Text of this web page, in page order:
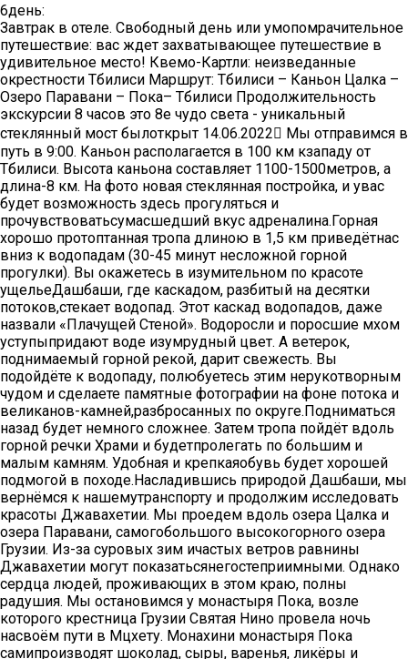
6день:
Завтрак в отеле. Свободный день или умопомрачительное
путешествие: вас ждет захватывающее путешествие в
удивительное место! Квемо-Картли: неизведанные
окрестности Тбилиси Маршрут: Тбилиси – Каньон Цалка –
Озеро Паравани – Пока– Тбилиси Продолжительность
экскурсии 8 часов это 8е чудо света - уникальный
стеклянный мост былоткрыт 14.06.2022 Мы отправимся в
путь в 9:00. Каньон располагается в 100 км кзападу от
Тбилиси. Высота каньона составляет 1100-1500метров, а
длина-8 км. На фото новая стеклянная постройка, и увас
будет возможность здесь прогуляться и
прочувствоватьсумасшедший вкус адреналина.Горная
хорошо протоптанная тропа длиною в 1,5 км приведётнас
вниз к водопадам (30-45 минут несложной горной
прогулки). Вы окажетесь в изумительном по красоте
ущельеДашбаши, где каскадом, разбитый на десятки
потоков,стекает водопад. Этот каскад водопадов, даже
назвали «Плачущей Стеной». Водоросли и поросшие мхом
уступыпридают воде изумрудный цвет. А ветерок,
поднимаемый горной рекой, дарит свежесть. Вы
подойдёте к водопаду, полюбуетесь этим нерукотворным
чудом и сделаете памятные фотографии на фоне потока и
великанов-камней,разбросанных по округе.Подниматься
назад будет немного сложнее. Затем тропа пойдёт вдоль
горной речки Храми и будетпролегать по большим и
малым камням. Удобная и крепкаяобувь будет хорошей
подмогой в походе.Насладившись природой Дашбаши, мы
вернёмся к нашемутранспорту и продолжим исследовать
красоты Джавахетии. Мы проедем вдоль озера Цалка и
озера Паравани, самогобольшого высокогорного озера
Грузии. Из-за суровых зим ичастых ветров равнины
Джавахетии могут показатьсянегостеприимными. Однако
сердца людей, проживающих в этом краю, полны
радушия. Мы остановимся у монастыря Пока, возле
которого крестница Грузии Святая Нино провела ночь
насвоём пути в Мцхету. Монахини монастыря Пока
самипроизводят шоколад, сыры, варенья, ликёры и